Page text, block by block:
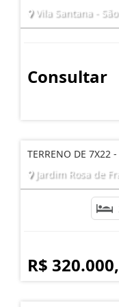
Vila Santana -
Consultar
TERRENO DE 7X22
Jardim Rosa de
R$